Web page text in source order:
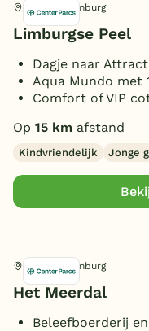
America, Limburg
Limburgse Peel
Dagje naar
Aqua Mundo met
Comfort of VIP
Op 15 km afstand
Kindvriendelijk Jonge
America, Limburg
Het Meerdal
Beleefboerderij